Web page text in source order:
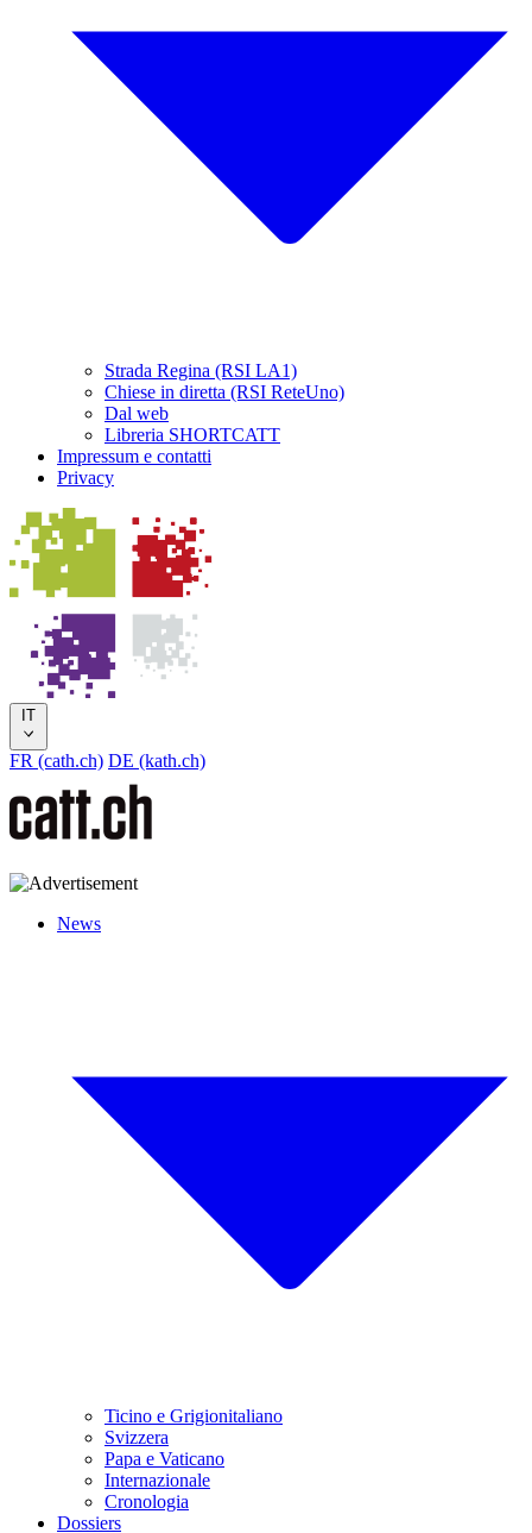
Strada Regina (RSI LA1)
Chiese in diretta (RSI ReteUno)
Dal web
Libreria SHORTCATT
Impressum e contatti
Privacy
IT
FR (cath.ch) DE (kath.ch)
News
Ticino e Grigionitaliano
Svizzera
Papa e Vaticano
Internazionale
Cronologia
Dossiers